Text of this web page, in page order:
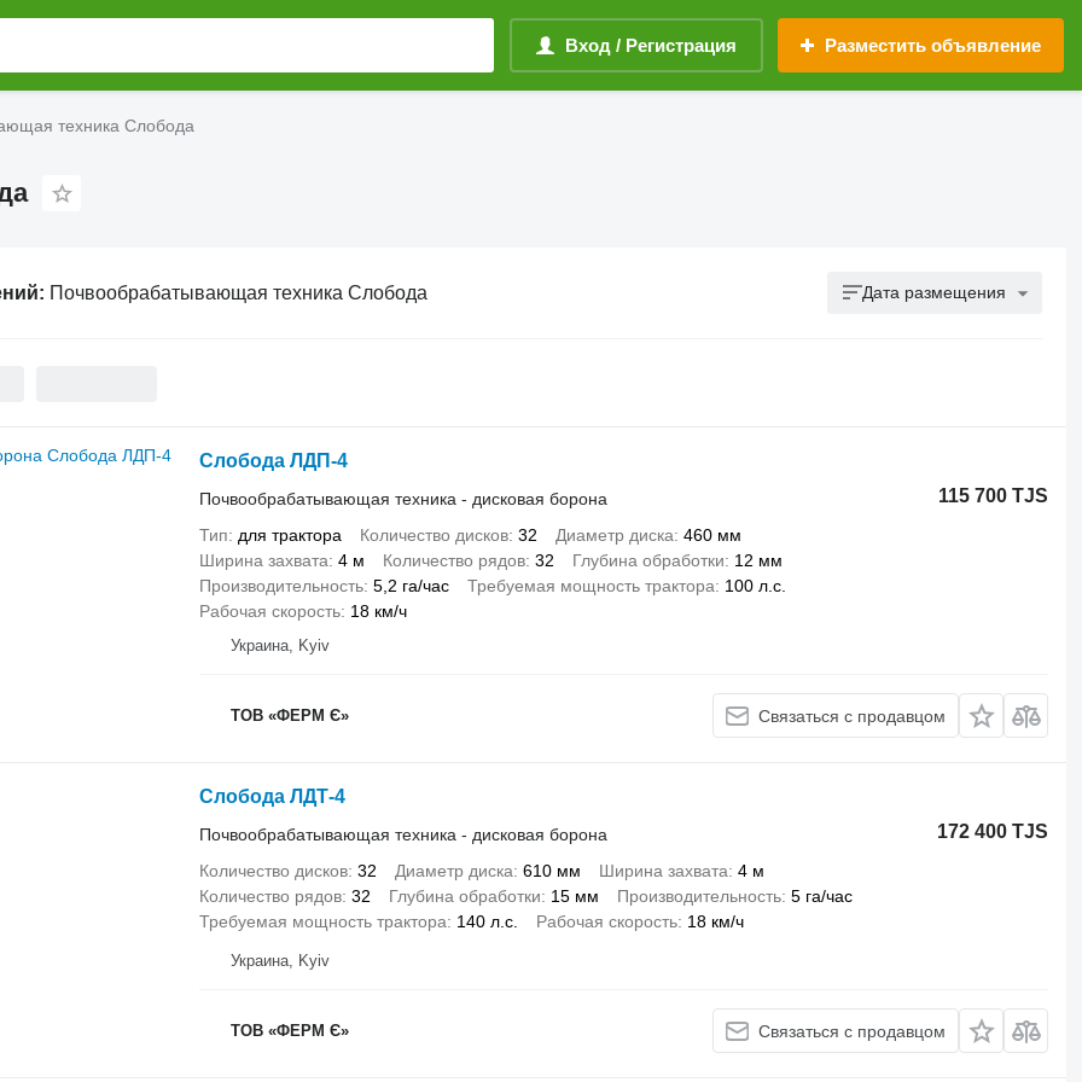
Вход / Регистрация Разместить объявление
техника Слобода
Почвообрабатывающая техника Слобода Дата размещения
Слобода ЛДП-4
115 700 TJS
Почвообрабатывающая техника - дисковая борона
Тип
для трактора Количество дисков 32 Диаметр диска 460 мм
Ширина захвата 4 м Количество рядов 32 Глубина обработки
12 мм
Производительность 5,2 га/час Требуемая мощность трактора
100 л.с.
Рабочая скорость 18 км/ч
Украина, Kyiv
ТОВ «ФЕРМ Є» Связаться с продавцом
Слобода ЛДТ-4
172 400 TJS
Почвообрабатывающая техника - дисковая борона
Количество дисков 32 Диаметр диска 610 мм Ширина захвата 4 м
Количество рядов 32 Глубина обработки 15 мм Производительность 5 га/час
Требуемая мощность трактора
140 л.с. Рабочая скорость 18 км/ч
Украина, Kyiv
ТОВ «ФЕРМ Є» Связаться с продавцом